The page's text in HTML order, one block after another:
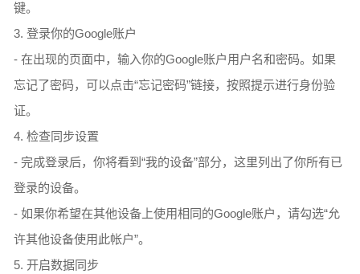
键。
3. 登录你的Google账户
- 在出现的页面中，输入你的Google账户用户名和密码。如果
忘记了密码，可以点击“忘记密码”链接，按照提示进行身份验
证。
4. 检查同步设置
- 完成登录后，你将看到“我的设备”部分，这里列出了你所有已
登录的设备。
- 如果你希望在其他设备上使用相同的Google账户，请勾选“允
许其他设备使用此帐户”。
5. 开启数据同步